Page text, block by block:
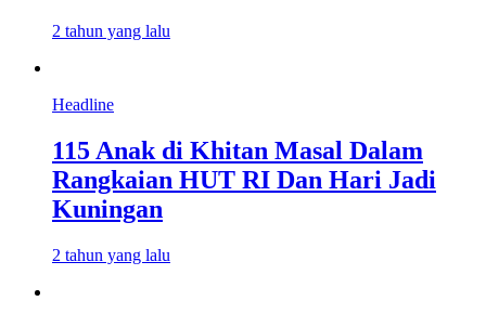
2 tahun yang lalu
Headline
115 Anak di Khitan Masal Dalam
Rangkaian HUT RI Dan Hari Jadi
Kuningan
2 tahun yang lalu